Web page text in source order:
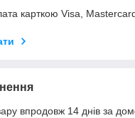
карткою Visa,
впродовж 14 днів за